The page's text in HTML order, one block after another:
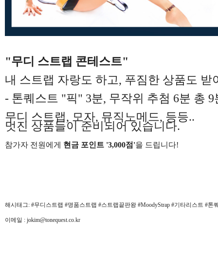
"무디 스트랩 콘테스트"
내 스트랩 자랑도 하고, 푸짐한 상품도 받
- 톤퀘스트 "픽" 3분, 무작위 추첨 6분 총
무디 스트랩, 모자, 뮤직노메드, 등등..
멋진 상품들이 준비되어 있습니다.
참가자 전원에게 현금 포인트 '3,000점'을 드립니다!
해시태그: #무디스트랩 #명품스트랩 #스트랩끝판왕 #MoodyStrap #기타리스트 #톤
이메일 : jokim@tonequest.co.kr